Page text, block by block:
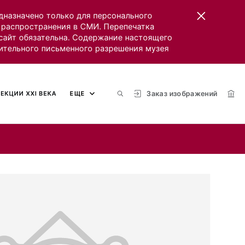
только для персонального
в СМИ. Перепечатка
обязательна. Содержание настоящего
письменного разрешения музея
Заказ изображений
XXI ВЕКА ЕЩЕ